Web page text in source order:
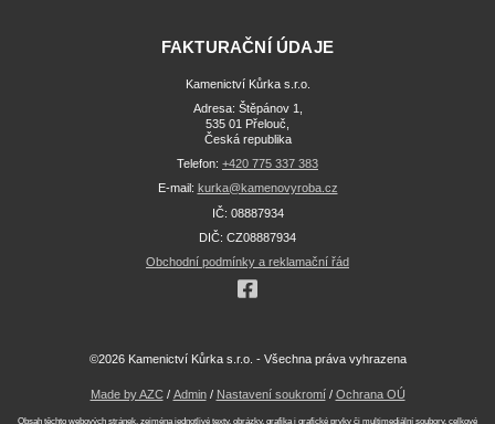
FAKTURAČNÍ ÚDAJE
Kamenictví Kůrka s.r.o.
Adresa: Štěpánov 1,
535 01 Přelouč,
Česká republika
Telefon: +420 775 337 383
E-mail: kurka@kamenovyroba.cz
IČ: 08887934
DIČ: CZ08887934
Obchodní podmínky a reklamační řád
©2026 Kamenictví Kůrka s.r.o. - Všechna práva vyhrazena
Made by AZC/ Admin/ Nastavení soukromí/ Ochrana OÚ
Obsah těchto webových stránek, zejména jednotlivé texty, obrázky, grafika i grafické prvky či multimediální soubory, celkové